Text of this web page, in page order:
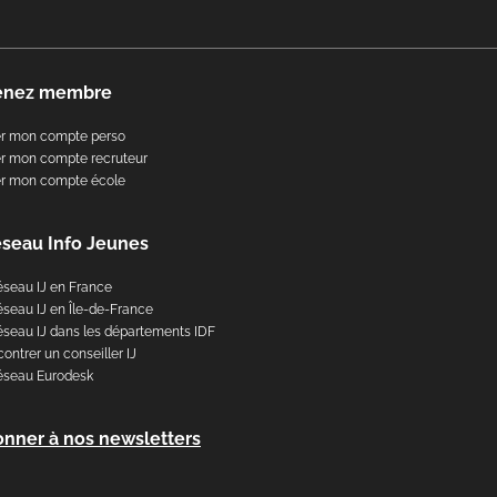
membre
mon compte perso
mon compte recruteur
mon compte école
Info Jeunes
IJ en France
IJ en Île-de-France
IJ dans les départements IDF
un conseiller IJ
Eurodesk
à nos newsletters